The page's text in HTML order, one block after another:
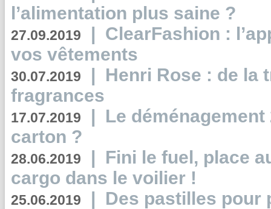
l’alimentation plus saine ?
27.09.2019 | ClearFashion :
vos vêtements
30.07.2019 | Henri Rose : de la
fragrances
17.07.2019 | Le
carton ?
28.06.2019 | Fini le fuel, place
cargo dans le voilier !
25.06.2019 | Des pastilles pour